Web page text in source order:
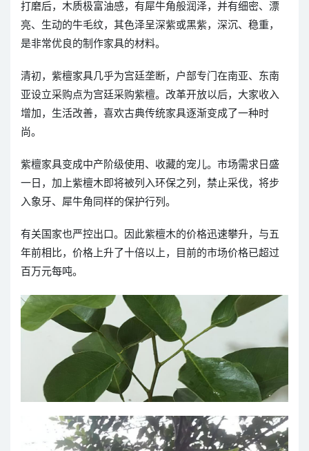
打磨后，木质极富油感，有犀牛角般润泽，并有细密、漂
亮、生动的牛毛纹，其色泽呈深紫或黑紫，深沉、稳重，
是非常优良的制作家具的材料。
清初，紫檀家具几乎为宫廷垄断，户部专门在南亚、东南
亚设立采购点为宫廷采购紫檀。改革开放以后，大家收入
增加，生活改善，喜欢古典传统家具逐渐变成了一种时
尚。
紫檀家具变成中产阶级使用、收藏的宠儿。市场需求日盛
一日，加上紫檀木即将被列入环保之列，禁止采伐，将步
入象牙、犀牛角同样的保护行列。
有关国家也严控出口。因此紫檀木的价格迅速攀升，与五
年前相比，价格上升了十倍以上，目前的市场价格已超过
百万元每吨。